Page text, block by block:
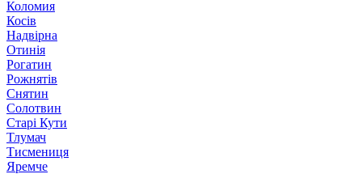
Коломия
Косів
Надвірна
Отинія
Рогатин
Рожнятів
Снятин
Солотвин
Старі Кути
Тлумач
Тисмениця
Яремче